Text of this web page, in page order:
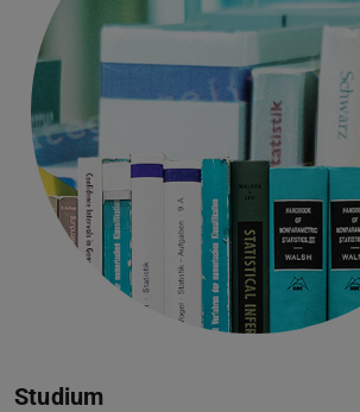
Studium